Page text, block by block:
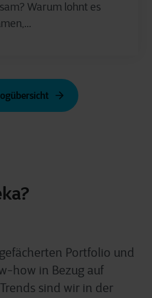
Warum lohnt es
Portfolio und
how in Bezug auf
sind wir in der